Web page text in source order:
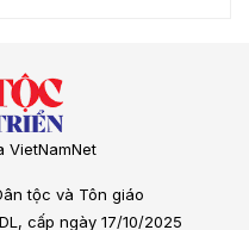
VietNamNet
tộc và Tôn giáo
cấp ngày 17/10/2025